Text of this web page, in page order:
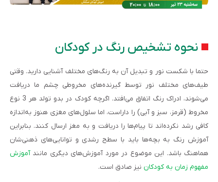
نحوه تشخیص رنگ در کودکان
حتما با شکست نور و تبدیل آن به رنگ‌های مختلف آشنایی دارید. وقتی
طیف‌های مختلف نور توسط گیرنده‌های مخروطی چشم ما دریافت
می‌شوند، ادراک رنگ اتفاق می‌افتد. اگرچه کودک در بدو تولد هر 3 نوع
مخروط (قرمز، سبز و آبی) را داراست، اما سلول‌های مغزی هنوز به‌اندازه‌
کافی رشد نکرده‌اند تا پیام‌ها را دریافت و به مغز ارسال کنند. بنابراین
آموزش رنگ‌ به بچه‌ها باید با سطح رشدی و توانایی‌های ذهنی‌شان
هماهنگ باشد. این موضوع در مورد آموزش‌های دیگری مانندآموزش
مفهوم زمان به کودکان نیز صادق است.